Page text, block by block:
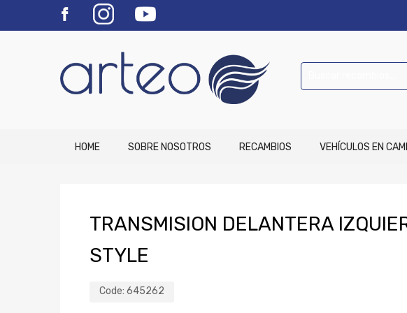
HOME SOBRE NOSOTROS RECAMBIOS VEHÍCULOS EN
TRANSMISION DELANTERA
STYLE
Code: 645262